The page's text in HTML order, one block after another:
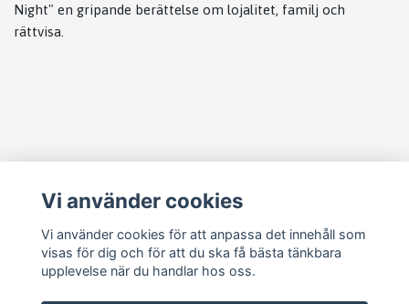
Night" en gripande berättelse om lojalitet, familj och
rättvisa.
Köpvillkor
Kontakt
Cookie Concent
Vi använder cookies
Vi använder cookies för att anpassa det innehåll som
visas för dig och för att du ska få bästa tänkbara
upplevelse när du handlar hos oss.